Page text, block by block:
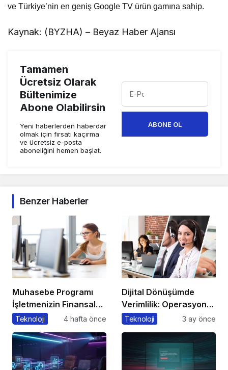
ve Türkiye’nin en geniş Google TV ürün gamına sahip.
Kaynak: (BYZHA) – Beyaz Haber Ajansı
Tamamen
Ücretsiz Olarak
Bültenimize
Abone Olabilirsin
Yeni haberlerden haberdar
olmak için fırsatı kaçırma
ve ücretsiz e-posta
aboneliğini hemen başlat.
ABONE OL
Benzer Haberler
Muhasebe Programı
İşletmenizin Finansal
Yönetiminde Devrim
Teknoloji 4 hafta önce
Dijital Dönüşümde
Verimlilik: Operasyonel
Süreçleri Tek
Teknoloji 3 ay önce